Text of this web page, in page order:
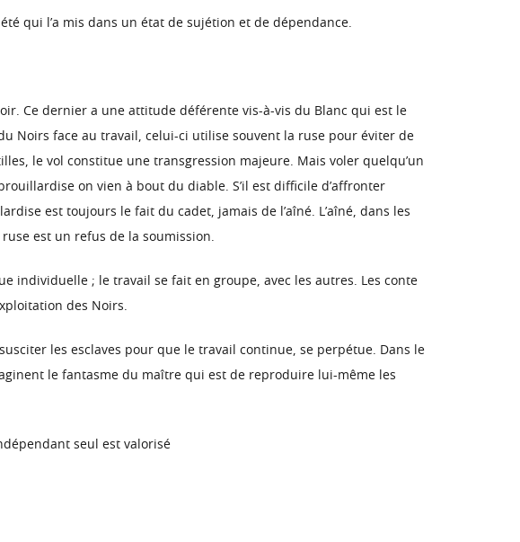
qui l’a mis dans un état de sujétion et de dépendance.
Ce dernier a une attitude déférente vis-à-vis du Blanc qui est le
Noirs face au travail, celui-ci utilise souvent la ruse pour éviter de
le vol constitue une transgression majeure. Mais voler quelqu’un
on vien à bout du diable. S’il est difficile d’affronter
est toujours le fait du cadet, jamais de l’aîné. L’aîné, dans les
ruse est un refus de la soumission.
individuelle ; le travail se fait en groupe, avec les autres. Les conte
des Noirs.
les esclaves pour que le travail continue, se perpétue. Dans le
le fantasme du maître qui est de reproduire lui-même les
seul est valorisé